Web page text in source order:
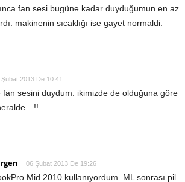
fan sesi bugüne kadar duyduğumun en az
makinenin sıcaklığı ise gayet normaldi.
Şubat 2013 De 10:41
fan sesini duydum. ikimizde de olduğuna göre
06 Şubat 2013 De 19:26
Mid 2010 kullanıyordum. ML sonrası pil